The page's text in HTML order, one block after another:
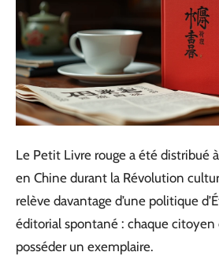
Le Petit Livre rouge a été distribué
en Chine durant la Révolution
relève davantage d’une politique
éditorial spontané : chaque
posséder un exemplaire.